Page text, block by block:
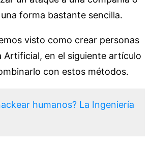
forma bastante sencilla.
visto como crear personas
Artificial, en el siguiente artículo
con estos métodos.
humanos? La Ingeniería